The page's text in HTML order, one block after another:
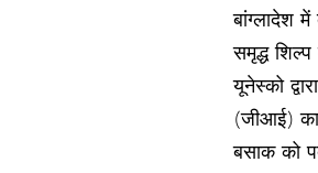
बांग्लादेश
समृद्ध
यूनेस्को
(जीआई) का
बसाक को